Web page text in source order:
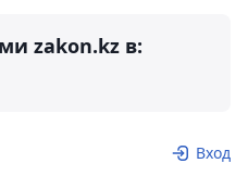
zakon.kz в:
Вход